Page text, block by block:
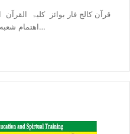
قرآن کالج فار بوائز کلیۃ القرآن
اهتمام شعبه حفظ القرآن الکریم میں پرائمری پاس…